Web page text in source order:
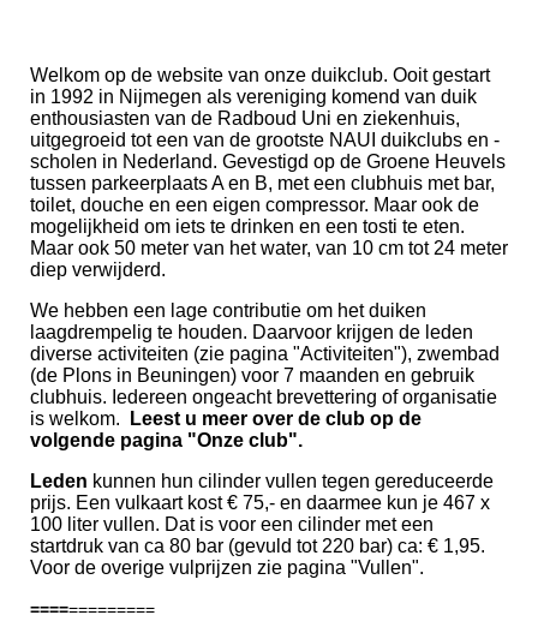
Welkom op de website van onze duikclub. Ooit gestart
in 1992 in Nijmegen als vereniging komend van duik
enthousiasten van de Radboud Uni en ziekenhuis,
uitgegroeid tot een van de grootste NAUI duikclubs en -
scholen in Nederland. Gevestigd op de Groene Heuvels
tussen parkeerplaats A en B, met een clubhuis met bar,
toilet, douche en een eigen compressor. Maar ook de
mogelijkheid om iets te drinken en een tosti te eten.
Maar ook 50 meter van het water, van 10 cm tot 24 meter
diep verwijderd.
We hebben een lage contributie om het duiken
laagdrempelig te houden. Daarvoor krijgen de leden
diverse activiteiten (zie pagina "Activiteiten"), zwembad
(de Plons in Beuningen) voor 7 maanden en gebruik
clubhuis. Iedereen ongeacht brevettering of organisatie
is welkom.
Leest u meer over de club op de
volgende pagina "Onze club".
Leden kunnen hun cilinder vullen tegen gereduceerde
prijs. Een vulkaart kost € 75,- en daarmee kun je 467 x
100 liter vullen. Dat is voor een cilinder met een
startdruk van ca 80 bar (gevuld tot 220 bar) ca: € 1,95.
Voor de overige vulprijzen zie pagina "Vullen".
=============